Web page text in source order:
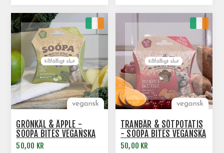
GRÖNKÅL & ÄPPLE -
SOOPA BITES VEGANSKA
HUNDGODIS
50,00 KR
TRANBÄR & SÖTPOTATIS
- SOOPA BITES VEGANSKA
HUNDGODIS
50,00 KR